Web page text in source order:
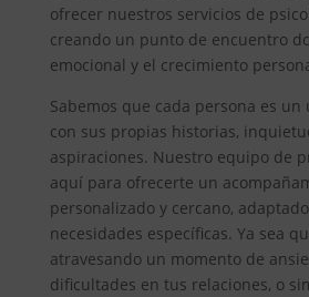
ofrecer nuestros servicios de
creando un punto de encuentro
emocional y el crecimiento
Sabemos que cada persona es un
con sus propias historias,
aspiraciones. Nuestro equipo de
aquí para ofrecerte un
personalizado y cercano,
necesidades específicas. Ya sea
atravesando un momento de
dificultades en tus relaciones, o